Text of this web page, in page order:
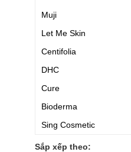
Muji
Let Me Skin
Centifolia
DHC
Cure
Bioderma
Sing Cosmetic
NUXE
Sắp xếp theo: